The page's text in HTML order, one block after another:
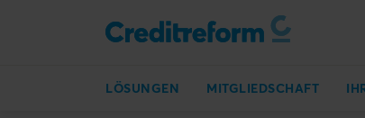
LÖSUNGEN MITGLIEDSCHAFT